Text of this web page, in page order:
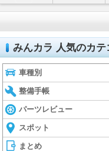
みんカラ 人気のカテ
車種別
整備手帳
パーツレビュー
スポット
まとめ